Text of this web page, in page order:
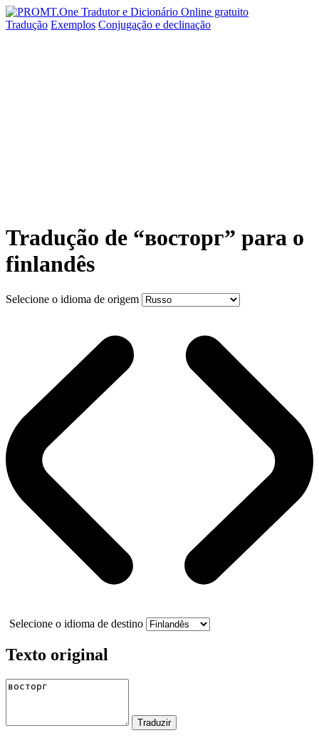
Tradução Exemplos Conjugação e declinação
Tradução de “восторг” para o
finlandês
Selecione o idioma de origem
Selecione o idioma de destino
Texto original